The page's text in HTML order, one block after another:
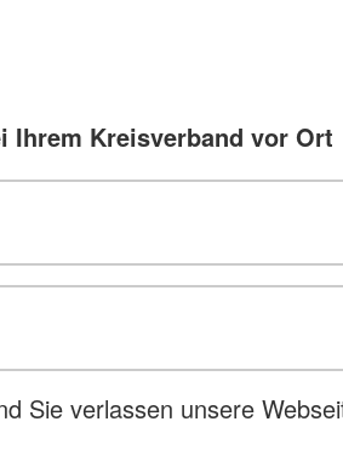
Ihrem Kreisverband vor Ort
Sie verlassen unsere